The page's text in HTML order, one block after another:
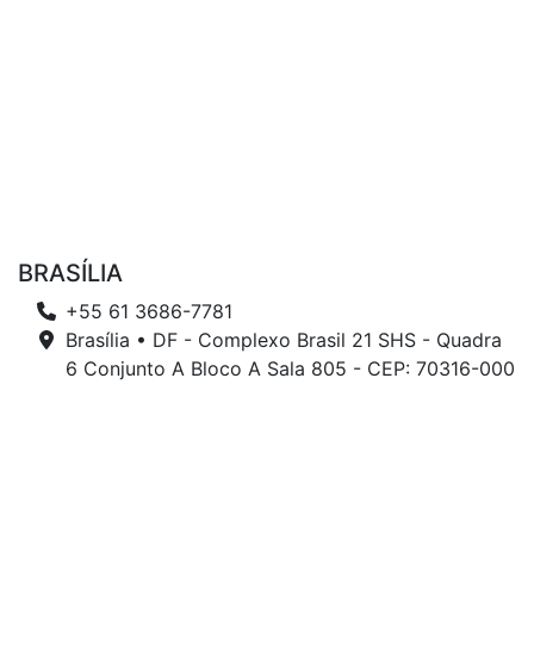
BRASÍLIA
+55 61 3686-7781
Brasília • DF - Complexo Brasil 21 SHS - Quadra
6 Conjunto A Bloco A Sala 805 - CEP: 70316-000